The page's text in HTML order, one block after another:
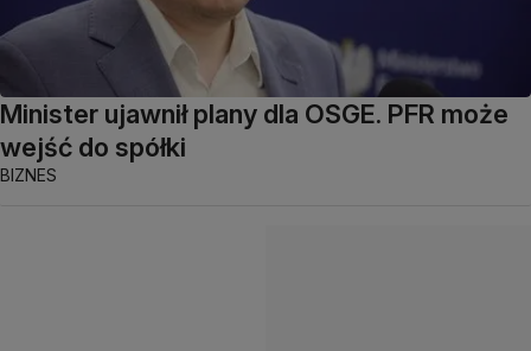
Minister ujawnił plany dla OSGE. PFR może
wejść do spółki
BIZNES